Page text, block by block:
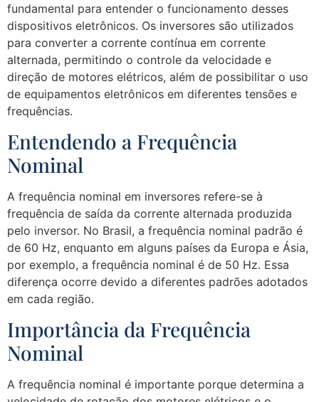
fundamental para entender o funcionamento desses
dispositivos eletrônicos. Os inversores são utilizados
para converter a corrente contínua em corrente
alternada, permitindo o controle da velocidade e
direção de motores elétricos, além de possibilitar o uso
de equipamentos eletrônicos em diferentes tensões e
frequências.
Entendendo a Frequência
Nominal
A frequência nominal em inversores refere-se à
frequência de saída da corrente alternada produzida
pelo inversor. No Brasil, a frequência nominal padrão é
de 60 Hz, enquanto em alguns países da Europa e Ásia,
por exemplo, a frequência nominal é de 50 Hz. Essa
diferença ocorre devido a diferentes padrões adotados
em cada região.
Importância da Frequência
Nominal
A frequência nominal é importante porque determina a